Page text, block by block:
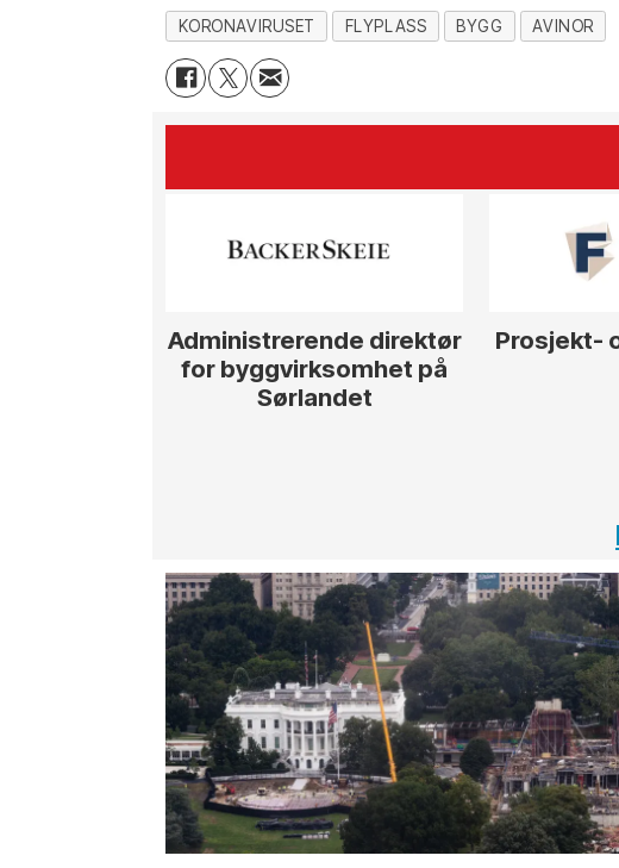
KORONAVIRUSET FLYPLASS BYGG AVINOR
Administrerende direktør
for byggvirksomhet på
Sørlandet
Prosjekt-